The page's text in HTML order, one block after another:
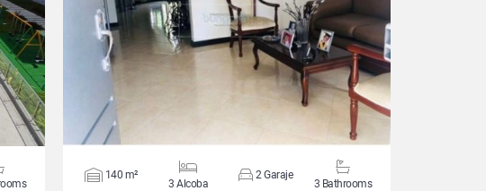
VIEW DETAILS
140 m²
3 Alcoba
2 Garaje
3 Bathrooms